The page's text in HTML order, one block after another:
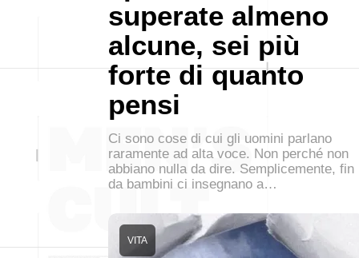
superate almeno
alcune, sei più
forte di quanto
pensi
Ci sono cose di cui gli uomini parlano
raramente ad alta voce. Non perché non
abbiano nulla da dire. Semplicemente, fin
da bambini ci insegnano a…
VITA